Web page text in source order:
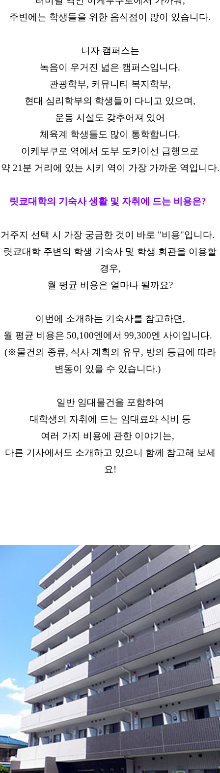
주변에는 학생들을 위한 음식점이 많이 있습니다.
니자 캠퍼스는
녹음이 우거진 넓은 캠퍼스입니다.
관광학부, 커뮤니티 복지학부,
현대 심리학부의 학생들이 다니고 있으며,
운동 시설도 갖추어져 있어
체육계 학생들도 많이 통학합니다.
이케부쿠로 역에서 도부 도카이선 급행으로
약 21분 거리에 있는 시키 역이 가장 가까운 역입니다.
릿쿄대학의 기숙사 생활 및 자취에 드는 비용은?
거주지 선택 시 가장 궁금한 것이 바로 "비용"입니다.
릿쿄대학 주변의 학생 기숙사 및 학생 회관을 이용할
경우,
월 평균 비용은 얼마나 될까요?
이번에 소개하는 기숙사를 참고하면,
월 평균 비용은 50,100엔에서 99,300엔 사이입니다.
(※물건의 종류, 식사 계획의 유무, 방의 등급에 따라
변동이 있을 수 있습니다.)
일반 임대물건을 포함하여
대학생의 자취에 드는 임대료와 식비 등
여러 가지 비용에 관한 이야기는,
다른 기사에서도 소개하고 있으니 함께 참고해 보세
요!